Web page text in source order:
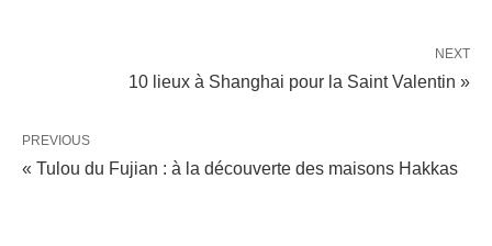
NEXT
10 lieux à Shanghai pour la Saint Valentin »
PREVIOUS
« Tulou du Fujian : à la découverte des maisons Hakkas